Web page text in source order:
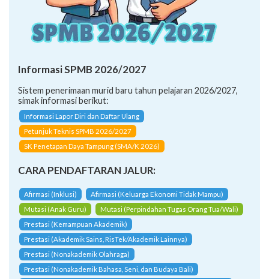
Informasi SPMB 2026/2027
Sistem penerimaan murid baru tahun pelajaran 2026/2027,
simak informasi berikut:
Informasi Lapor Diri dan Daftar Ulang
Petunjuk Teknis SPMB 2026/2027
SK Penetapan Daya Tampung (SMA/K 2026)
CARA PENDAFTARAN JALUR:
Afirmasi (Inklusi)
Afirmasi (Keluarga Ekonomi Tidak Mampu)
Mutasi (Anak Guru)
Mutasi (Perpindahan Tugas Orang Tua/Wali)
Prestasi (Kemampuan Akademik)
Prestasi (Akademik Sains, RisTek/Akademik Lainnya)
Prestasi (Nonakademik Olahraga)
Prestasi (Nonakademik Bahasa, Seni, dan Budaya Bali)